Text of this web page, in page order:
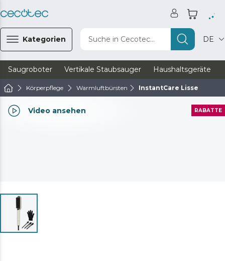
Kategorien Suche in Cecotec... DE
Saugroboter Vertikale Staubsauger Haushaltsgeräte
Körperpflege Warmluftbürsten InstantCare Lisse
Video ansehen RABATTE